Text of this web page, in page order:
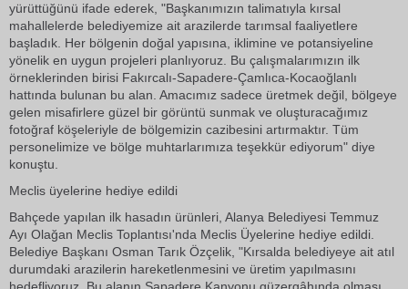
yürüttüğünü ifade ederek, "Başkanımızın talimatıyla kırsal
mahallelerde belediyemize ait arazilerde tarımsal faaliyetlere
başladık. Her bölgenin doğal yapısına, iklimine ve potansiyeline
yönelik en uygun projeleri planlıyoruz. Bu çalışmalarımızın ilk
örneklerinden birisi Fakırcalı-Sapadere-Çamlıca-Kocaoğlanlı
hattında bulunan bu alan. Amacımız sadece üretmek değil, bölgeye
gelen misafirlere güzel bir görüntü sunmak ve oluşturacağımız
fotoğraf köşeleriyle de bölgemizin cazibesini artırmaktır. Tüm
personelimize ve bölge muhtarlarımıza teşekkür ediyorum" diye
konuştu.
Meclis üyelerine hediye edildi
Bahçede yapılan ilk hasadın ürünleri, Alanya Belediyesi Temmuz
Ayı Olağan Meclis Toplantısı'nda Meclis Üyelerine hediye edildi.
Belediye Başkanı Osman Tarık Özçelik, "Kırsalda belediyeye ait atıl
durumdaki arazilerin hareketlenmesini ve üretim yapılmasını